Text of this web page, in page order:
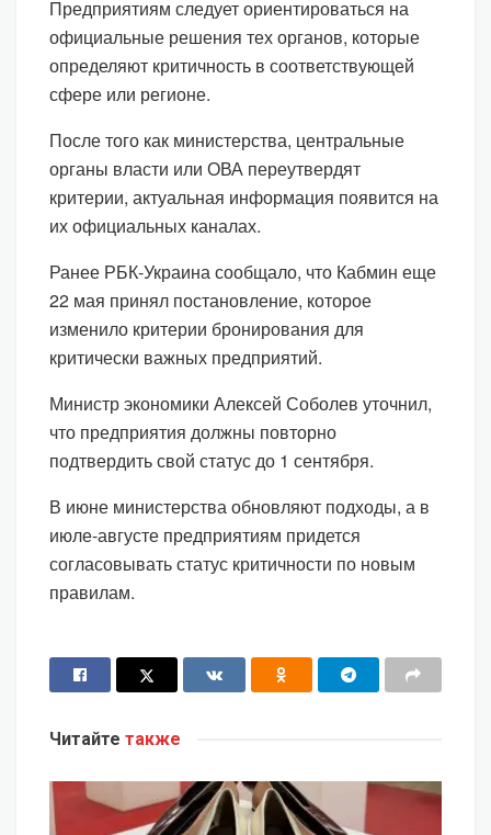
Предприятиям следует ориентироваться на
официальные решения тех органов, которые
определяют критичность в соответствующей
сфере или регионе.
После того как министерства, центральные
органы власти или ОВА переутвердят
критерии, актуальная информация появится на
их официальных каналах.
Ранее РБК-Украина сообщало, что Кабмин еще
22 мая принял постановление, которое
изменило критерии бронирования для
критически важных предприятий.
Министр экономики Алексей Соболев уточнил,
что предприятия должны повторно
подтвердить свой статус до 1 сентября.
В июне министерства обновляют подходы, а в
июле-августе предприятиям придется
согласовывать статус критичности по новым
правилам.
Читайте также